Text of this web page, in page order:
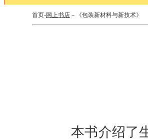
首页-网上书店 －《包装新材料与新技术》
本书介绍了生